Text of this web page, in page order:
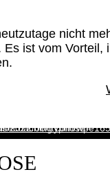
nicht
Es ist vom Vorteil,